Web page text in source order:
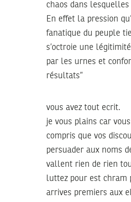
chaos dans
En effet la pression
fanatique du peuple
s’octroie une
par les urnes et
résultats”
vous avez tout ecrit.
je vous plains car vous
compris que vos
persuader aux noms
vallent rien de rien
luttez pour est chram
arrives premiers aux